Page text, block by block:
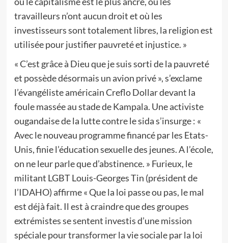
travailleurs n’ont aucun droit et où les
investisseurs sont totalement libres, la religion est
utilisée pour justifier pauvreté et injustice. »
« C’est grâce à Dieu que je suis sorti de la pauvreté
et possède désormais un avion privé », s’exclame
l’évangéliste américain Creflo Dollar devant la
foule massée au stade de Kampala. Une activiste
ougandaise de la lutte contre le sida s’insurge : «
Avec le nouveau programme financé par les Etats-
Unis, finie l’éducation sexuelle des jeunes. A l’école,
on ne leur parle que d’abstinence. » Furieux, le
militant LGBT Louis-Georges Tin (président de
l’IDAHO) affirme « Que la loi passe ou pas, le mal
est déjà fait. Il est à craindre que des groupes
extrémistes se sentent investis d’une mission
spéciale pour transformer la vie sociale par la loi